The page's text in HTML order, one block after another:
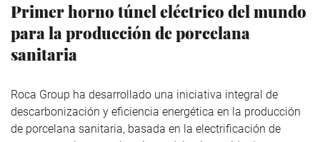
Primer horno túnel eléctrico del mundo
para la producción de porcelana
sanitaria
Roca Group ha desarrollado una iniciativa integral de
descarbonización y eficiencia energética en la producción
de porcelana sanitaria, basada en la electrificación de